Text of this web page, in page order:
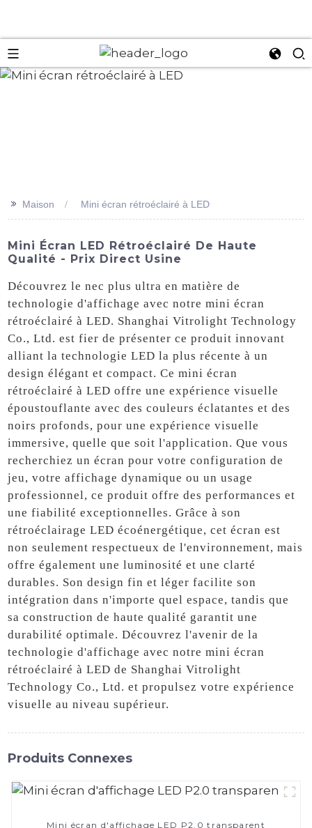
>> Maison Mini écran rétroéclairé à LED
Mini Écran LED Rétroéclairé De Haute
Qualité - Prix Direct Usine
Découvrez le nec plus ultra en matière de
technologie d'affichage avec notre mini écran
rétroéclairé à LED. Shanghai Vitrolight Technology
Co., Ltd. est fier de présenter ce produit innovant
alliant la technologie LED la plus récente à un
design élégant et compact. Ce mini écran
rétroéclairé à LED offre une expérience visuelle
époustouflante avec des couleurs éclatantes et des
noirs profonds, pour une expérience visuelle
immersive, quelle que soit l'application. Que vous
recherchiez un écran pour votre configuration de
jeu, votre affichage dynamique ou un usage
professionnel, ce produit offre des performances et
une fiabilité exceptionnelles. Grâce à son
rétroéclairage LED écoénergétique, cet écran est
non seulement respectueux de l'environnement, mais
offre également une luminosité et une clarté
durables. Son design fin et léger facilite son
intégration dans n'importe quel espace, tandis que
sa construction de haute qualité garantit une
durabilité optimale. Découvrez l'avenir de la
technologie d'affichage avec notre mini écran
rétroéclairé à LED de Shanghai Vitrolight
Technology Co., Ltd. et propulsez votre expérience
visuelle au niveau supérieur.
Produits Connexes
Mini écran d'affichage LED P2.0 transparent